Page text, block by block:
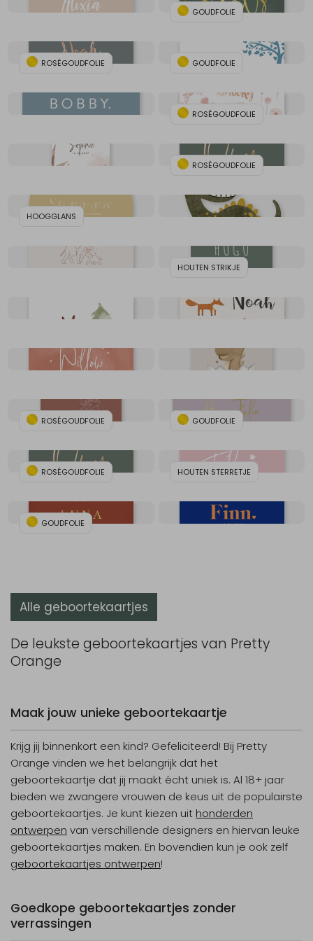
GOUDFOLIE
ROSÉGOUDFOLIE GOUDFOLIE
ROSÉGOUDFOLIE
ROSÉGOUDFOLIE
HOOGGLANS
HOUTEN STRIKJE
ROSÉGOUDFOLIE GOUDFOLIE
ROSÉGOUDFOLIE HOUTEN STERRETJE
GOUDFOLIE
Alle geboortekaartjes
De leukste geboortekaartjes van Pretty
Orange
Maak jouw unieke geboortekaartje
Krijg jij binnenkort een kind? Gefeliciteerd! Bij Pretty
Orange vinden we het belangrijk dat het
geboortekaartje dat jij maakt écht uniek is. Al 18+ jaar
bieden we zwangere vrouwen de keus uit de populairste
geboortekaartjes. Je kunt kiezen uit honderden
ontwerpen van verschillende designers en hiervan leuke
geboortekaartjes maken. En bovendien kun je ook zelf
geboortekaartjes ontwerpen!
Goedkope geboortekaartjes zonder
verrassingen